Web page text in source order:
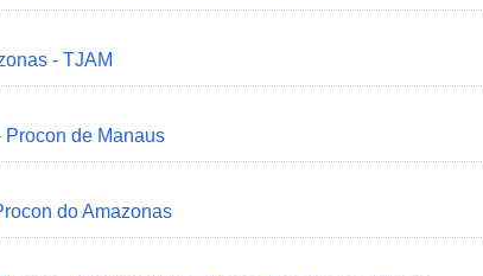
- TJAM
de Manaus
do Amazonas